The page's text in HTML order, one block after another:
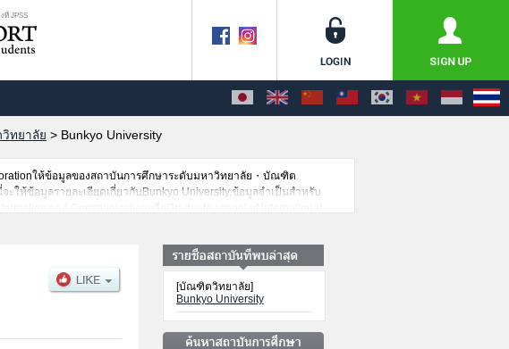
ที่ JPSS
ทยาลัย > Bunkyo University
ให้ข้อมูลของสถาบันการศึกษาระดับมหาวิทยาลัย・บัณฑิต
ห้ข้อมูลรายละเอียดเกี่ยวกับBunkyo University,ข้อมูลจำเป็นสำหรับ
and CommunicationหรือGraduate school of International
[บัณฑิตวิทยาลัย]
Bunkyo University